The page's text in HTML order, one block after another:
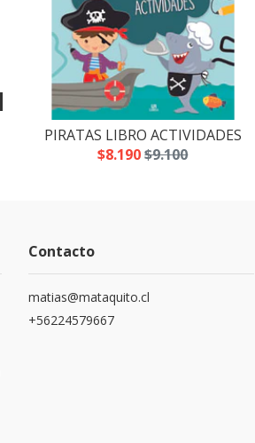
PIRATAS LIBRO ACTIVIDADES
$8.190$9.100
Contacto
matias@mataquito.cl
+56224579667